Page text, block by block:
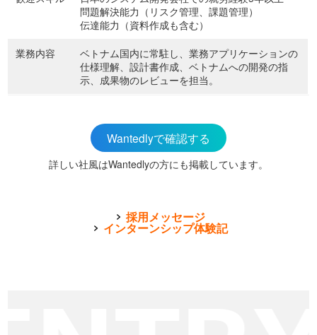
問題解決能力（リスク管理、課題管理）
伝達能力（資料作成も含む）
業務内容
ベトナム国内に常駐し、業務アプリケーションの
仕様理解、設計書作成、ベトナムへの開発の指
示、成果物のレビューを担当。
Wantedlyで確認する
詳しい社風はWantedlyの方にも掲載しています。
採用メッセージ
インターンシップ体験記